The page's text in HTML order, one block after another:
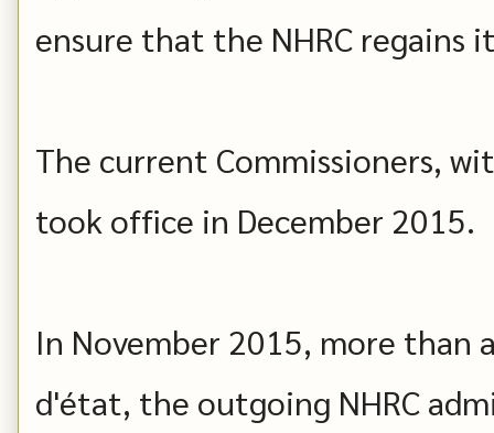
ensure that the NHRC regains
The current Commissioners,
took office in December 2015.
In November 2015, more than
d'état, the outgoing NHRC